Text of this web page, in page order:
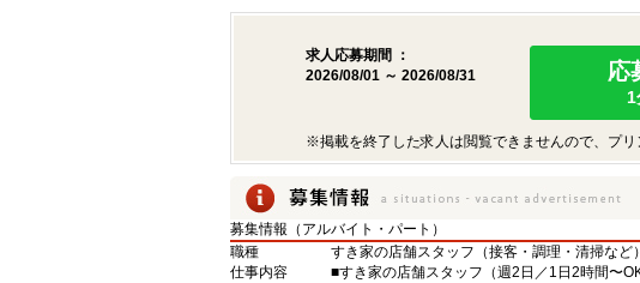
求人応募期間 ：
2026/08/01 ～ 2026/08/31
応
※掲載を終了した求人は閲覧できませんので、プリ
募集情報（アルバイト・パート）
職種
すき家の店舗スタッフ（接客・調理・清掃など）
仕事内容
■すき家の店舗スタッフ（週2日／1日2時間〜OK